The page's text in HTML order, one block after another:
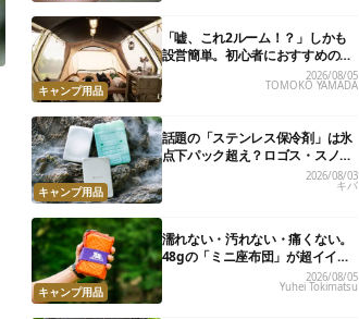
キャンプ用品
「嘘、これ2ルーム！？」しかも
設営簡単。初心者におすすめの最
新“おしゃれ広々テント”7選2026/08/05
TOMOKO YAMADA
キャンプ用品
話題の「ステンレス保冷剤」は氷
点下パック超え？ロゴス・スノー
ピーク・爆売れノーブランド品を
比べてみた
2026/08/03
キバ
キャンプ用品
濡れない・汚れない・痛くない。
48gの「ミニ座布団」が超イイ具
合
2026/08/05
Yuhei Tokimatsu